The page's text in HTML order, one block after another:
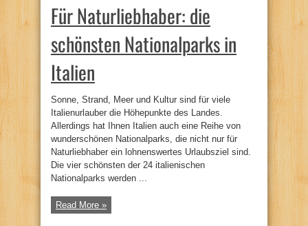
Für Naturliebhaber: die
schönsten Nationalparks in
Italien
Sonne, Strand, Meer und Kultur sind für viele
Italienurlauber die Höhepunkte des Landes.
Allerdings hat Ihnen Italien auch eine Reihe von
wunderschönen Nationalparks, die nicht nur für
Naturliebhaber ein lohnenswertes Urlaubsziel sind.
Die vier schönsten der 24 italienischen
Nationalparks werden ...
Read More »